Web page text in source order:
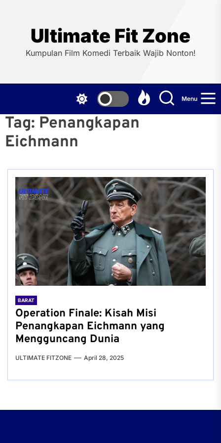
Ultimate Fit Zone
Kumpulan Film Komedi Terbaik Wajib Nonton!
Menu
Tag: Penangkapan
Eichmann
BARAT
Operation Finale: Kisah Misi
Penangkapan Eichmann yang
Mengguncang Dunia
ULTIMATE FITZONE April 28, 2025